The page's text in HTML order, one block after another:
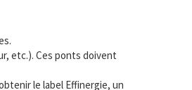
etc.). Ces ponts doivent
le label Effinergie, un